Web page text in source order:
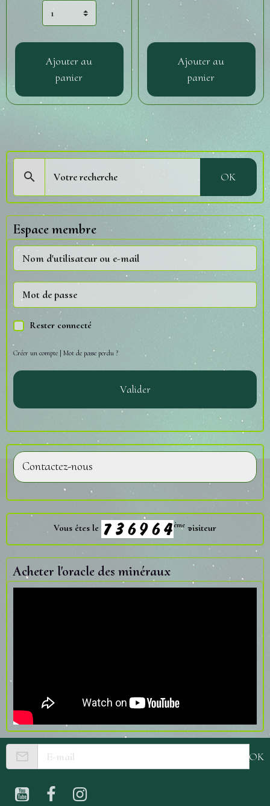
Ajouter au
panier
Ajouter au
panier
OK
Espace membre
Rester connecté
Créer un compte | Mot de passe perdu ?
Valider
Contactez-nous
Vous êtes le ème visiteur
Acheter l'oracle des minéraux
OK